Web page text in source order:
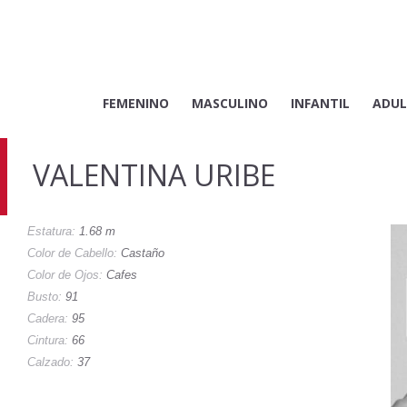
FEMENINO MASCULINO INFANTIL
VALENTINA URIBE
Estatura: 1.68 m
Color de Cabello: Castaño
Color de Ojos: Cafes
Busto: 91
Cadera: 95
Cintura: 66
Calzado: 37